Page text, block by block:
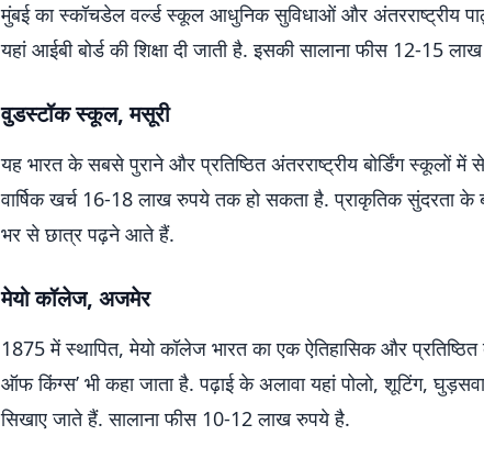
मुंबई का स्कॉचडेल वर्ल्ड स्कूल आधुनिक सुविधाओं और अंतरराष्ट्रीय
यहां आईबी बोर्ड की शिक्षा दी जाती है. इसकी सालाना फीस 12-15
वुडस्टॉक स्कूल, मसूरी
यह भारत के सबसे पुराने और प्रतिष्ठित अंतरराष्ट्रीय बोर्डिंग स्कूलों में
वार्षिक खर्च 16-18 लाख रुपये तक हो सकता है. प्राकृतिक सुंदरता
भर से छात्र पढ़ने आते हैं.
मेयो कॉलेज, अजमेर
1875 में स्थापित, मेयो कॉलेज भारत का एक ऐतिहासिक और
ऑफ किंग्स’ भी कहा जाता है. पढ़ाई के अलावा यहां पोलो, शूटिंग,
सिखाए जाते हैं. सालाना फीस 10-12 लाख रुपये है.